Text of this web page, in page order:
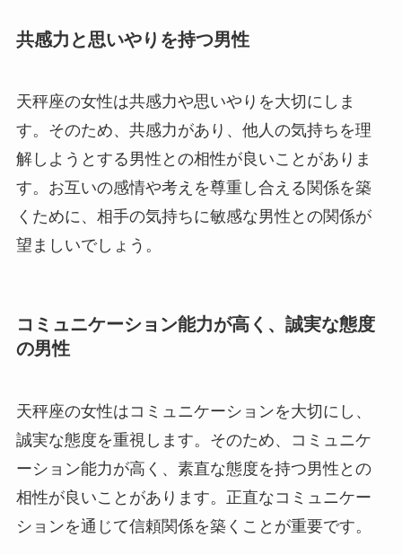
共感力と思いやりを持つ男性
天秤座の女性は共感力や思いやりを大切にしま
す。そのため、共感力があり、他人の気持ちを理
解しようとする男性との相性が良いことがありま
す。お互いの感情や考えを尊重し合える関係を築
くために、相手の気持ちに敏感な男性との関係が
望ましいでしょう。
コミュニケーション能力が高く、誠実な態度
の男性
天秤座の女性はコミュニケーションを大切にし、
誠実な態度を重視します。そのため、コミュニケ
ーション能力が高く、素直な態度を持つ男性との
相性が良いことがあります。正直なコミュニケー
ションを通じて信頼関係を築くことが重要です。